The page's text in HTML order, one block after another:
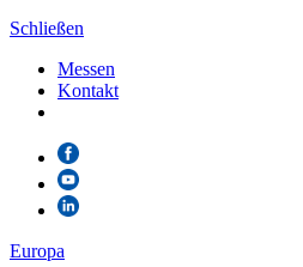
Schließen
Messen
Kontakt
Europa